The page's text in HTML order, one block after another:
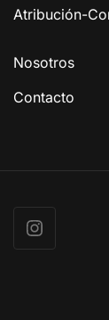
Atribución-
Nosotros
Contacto
Instagram